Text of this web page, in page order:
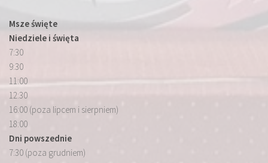
Msze święte
Niedziele i święta
7:30
9:30
11:00
12:30
16:00 (poza lipcem i sierpniem)
18:00
Dni powszednie
7:30 (poza grudniem)